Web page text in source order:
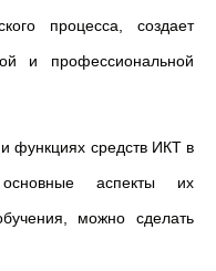
процесса, создает
и профессиональной
функциях средств ИКТ в
аспекты их
можно сделать